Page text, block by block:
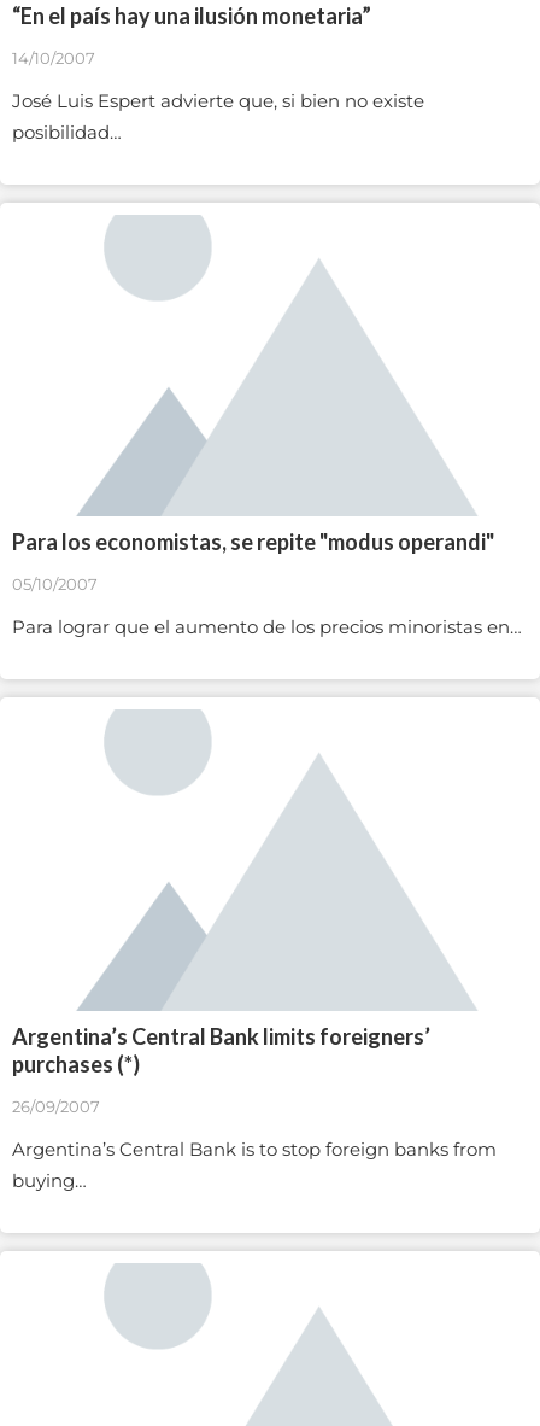
“En el país hay una ilusión monetaria”
14/10/2007
José Luis Espert advierte que, si bien no existe
posibilidad…
Para los economistas, se repite "modus operandi"
05/10/2007
Para lograr que el aumento de los precios minoristas en…
Argentina’s Central Bank limits foreigners’
purchases (*)
26/09/2007
Argentina’s Central Bank is to stop foreign banks from
buying…